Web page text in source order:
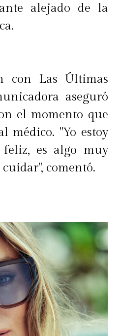
alejado de la
con Las Últimas
aseguró
el momento que
médico. "Yo estoy
es algo muy
comentó.